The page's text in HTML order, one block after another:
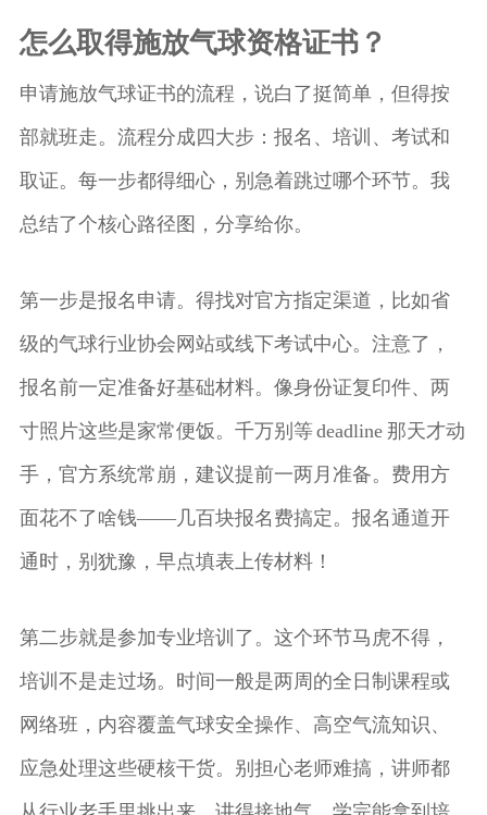
怎么取得施放气球资格证书？
申请施放气球证书的流程，说白了挺简单，但得按
部就班走。流程分成四大步：报名、培训、考试和
取证。每一步都得细心，别急着跳过哪个环节。我
总结了个核心路径图，分享给你。
第一步是报名申请。得找对官方指定渠道，比如省
级的气球行业协会网站或线下考试中心。注意了，
报名前一定准备好基础材料。像身份证复印件、两
寸照片这些是家常便饭。千万别等 deadline 那天才动
手，官方系统常崩，建议提前一两月准备。费用方
面花不了啥钱——几百块报名费搞定。报名通道开
通时，别犹豫，早点填表上传材料！
第二步就是参加专业培训了。这个环节马虎不得，
培训不是走过场。时间一般是两周的全日制课程或
网络班，内容覆盖气球安全操作、高空气流知识、
应急处理这些硬核干货。别担心老师难搞，讲师都